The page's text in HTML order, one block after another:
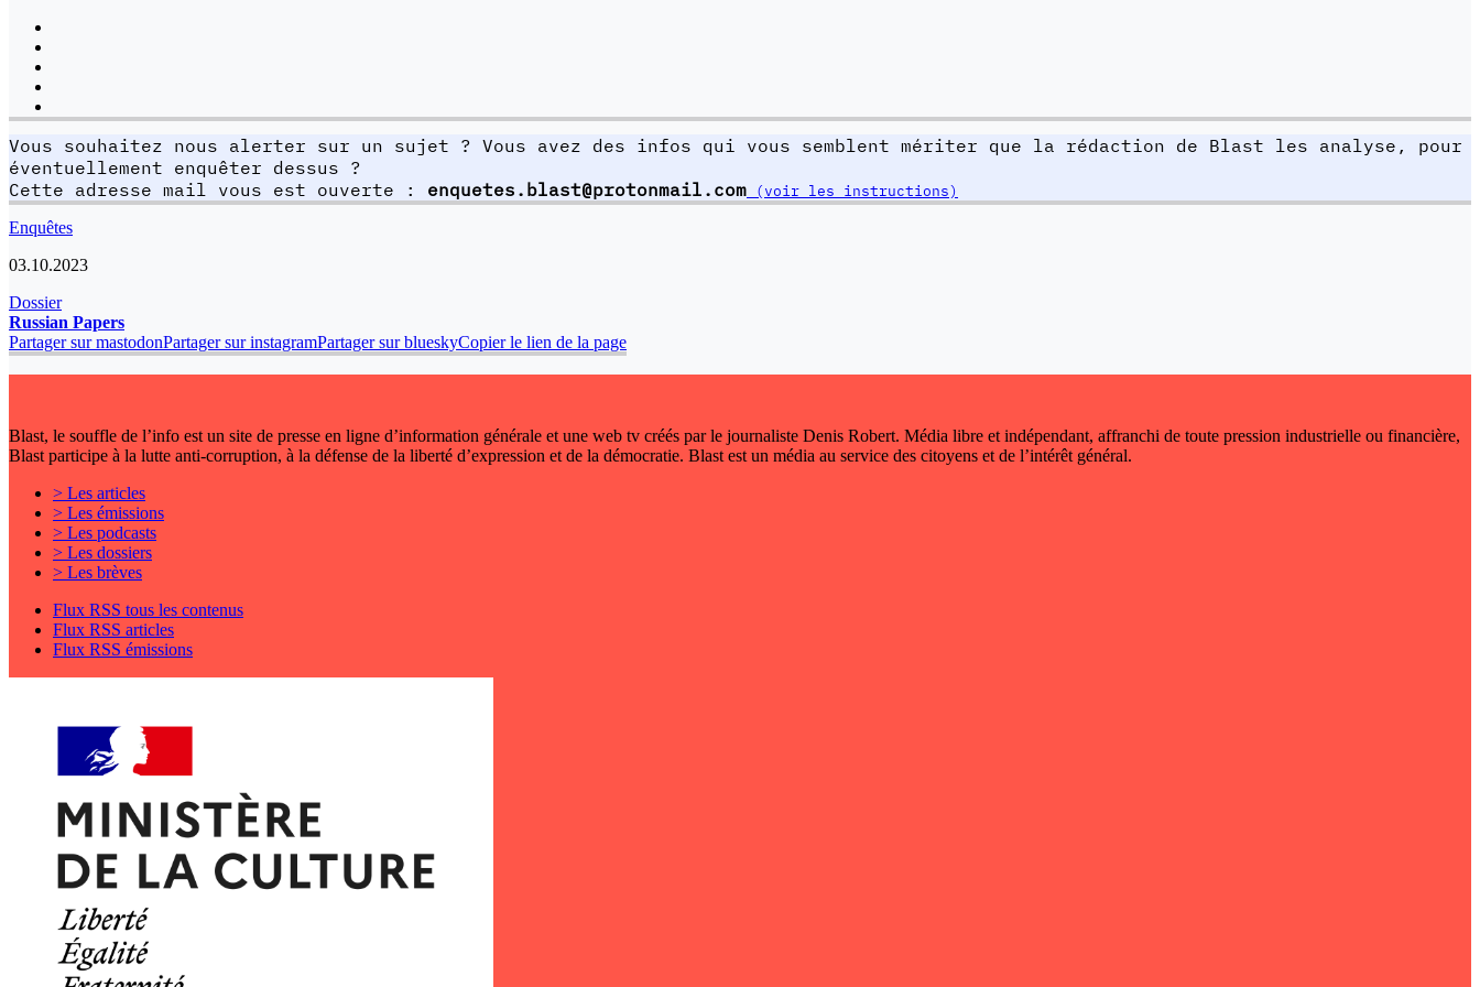
Vous souhaitez nous alerter sur un sujet ? Vous avez des infos qui vous semblent mériter que la rédaction de Blast les analyse, pour
éventuellement enquêter dessus ?
Cette adresse mail vous est ouverte : enquetes.blast@protonmail.com (voir les instructions)
Enquêtes
03.10.2023
Dossier
Russian Papers
Partager sur mastodonPartager sur instagramPartager sur blueskyCopier le lien de la page
Blast, le souffle de l’info est un site de presse en ligne d’information générale et une web tv créés par le journaliste Denis Robert. Média libre et indépendant, affranchi de toute pression industrielle ou financière,
Blast participe à la lutte anti-corruption, à la défense de la liberté d’expression et de la démocratie. Blast est un média au service des citoyens et de l’intérêt général.
> Les articles
> Les émissions
> Les podcasts
> Les dossiers
> Les brèves
Flux RSS tous les contenus
Flux RSS articles
Flux RSS émissions